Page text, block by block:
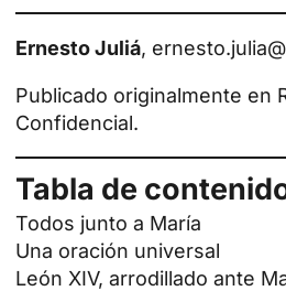
Ernesto Juliá,
Publicado originalmente en
Confidencial.
Tabla de
Todos junto a María
Una oración universal
León XIV, arrodillado ante